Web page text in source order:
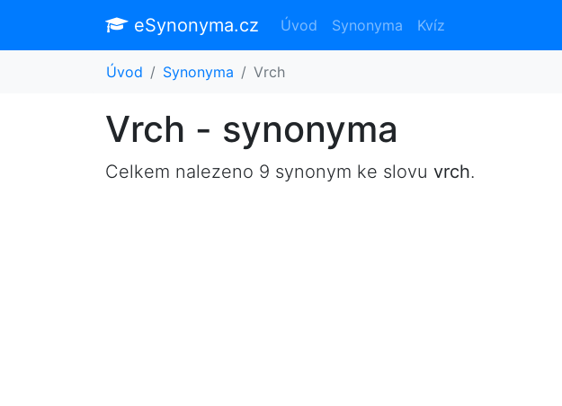
eSynonyma.cz Úvod Synonyma Kvíz
Úvod Synonyma Vrch
Vrch - synonyma
Celkem nalezeno 9 synonym ke slovu vrch.